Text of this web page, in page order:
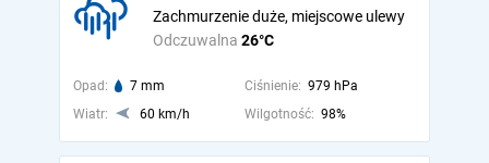
Odczuwalna 26°C
Zachmurzenie duże, miejscowe ulewy
Opad: 7 mm Ciśnienie: 979 hPa
Wiatr:
60 km/h Wilgotność: 98%